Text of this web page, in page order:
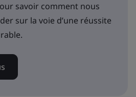
savoir comment nous
sur la voie d’une réussite